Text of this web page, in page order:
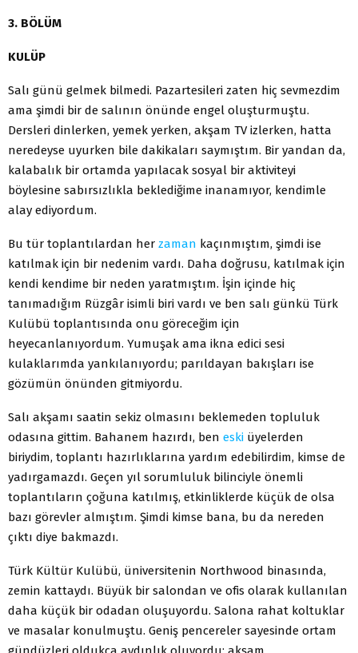
3. BÖLÜM
KULÜP
Salı günü gelmek bilmedi. Pazartesileri zaten hiç sevmezdim
ama şimdi bir de salının önünde engel oluşturmuştu.
Dersleri dinlerken, yemek yerken, akşam TV izlerken, hatta
neredeyse uyurken bile dakikaları saymıştım. Bir yandan da,
kalabalık bir ortamda yapılacak sosyal bir aktiviteyi
böylesine sabırsızlıkla beklediğime inanamıyor, kendimle
alay ediyordum.
Bu tür toplantılardan her zaman kaçınmıştım, şimdi ise
katılmak için bir nedenim vardı. Daha doğrusu, katılmak için
kendi kendime bir neden yaratmıştım. İşin içinde hiç
tanımadığım Rüzgâr isimli biri vardı ve ben salı günkü Türk
Kulübü toplantısında onu göreceğim için
heyecanlanıyordum. Yumuşak ama ikna edici sesi
kulaklarımda yankılanıyordu; parıldayan bakışları ise
gözümün önünden gitmiyordu.
Salı akşamı saatin sekiz olmasını beklemeden topluluk
odasına gittim. Bahanem hazırdı, ben eski üyelerden
biriydim, toplantı hazırlıklarına yardım edebilirdim, kimse de
yadırgamazdı. Geçen yıl sorumluluk bilinciyle önemli
toplantıların çoğuna katılmış, etkinliklerde küçük de olsa
bazı görevler almıştım. Şimdi kimse bana, bu da nereden
çıktı diye bakmazdı.
Türk Kültür Kulübü, üniversitenin Northwood binasında,
zemin kattaydı. Büyük bir salondan ve ofis olarak kullanılan
daha küçük bir odadan oluşuyordu. Salona rahat koltuklar
ve masalar konulmuştu. Geniş pencereler sayesinde ortam